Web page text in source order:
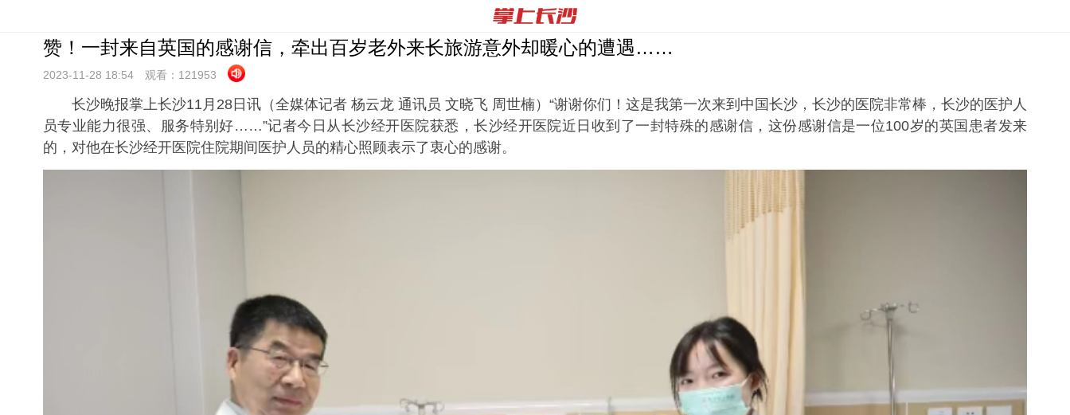
赞！一封来自英国的感谢信，牵出百岁老外来长旅游意外却暖心的遭遇……
2023-11-28 18:54 观看： 121953
长沙晚报掌上长沙11月28日讯（全媒体记者 杨云龙 通讯员 文晓飞 周世楠）“谢谢你们！这是我第一次来到中国长沙，长沙的医院非常棒，长沙的医护人
员专业能力很强、服务特别好……”记者今日从长沙经开医院获悉，长沙经开医院近日收到了一封特殊的感谢信，这份感谢信是一位100岁的英国患者发来
的，对他在长沙经开医院住院期间医护人员的精心照顾表示了衷心的感谢。